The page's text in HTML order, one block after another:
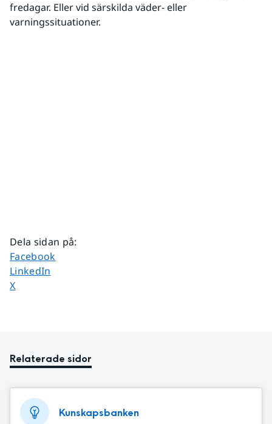
fredagar. Eller vid särskilda väder- eller
varningssituationer.
Dela sidan på:
Dela sidan på
Facebook
Dela sidan på
LinkedIn
Dela sidan på
X
Relaterade sidor
Kunskapsbanken